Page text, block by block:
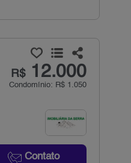
R$12.000
Condomínio: R$ 1.050
Contato